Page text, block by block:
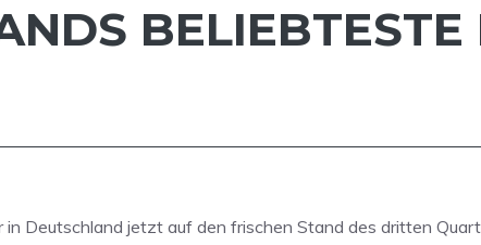
Deutschland jetzt auf den frischen Stand des dritten